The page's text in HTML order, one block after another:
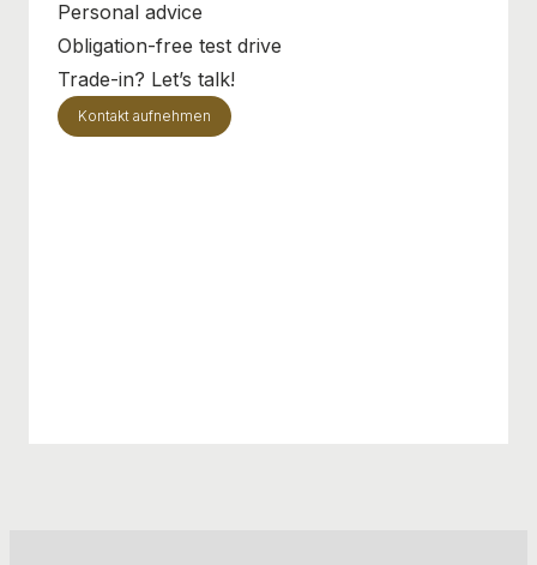
Personal advice
Obligation-free test drive
Trade-in? Let’s talk!
Kontakt aufnehmen